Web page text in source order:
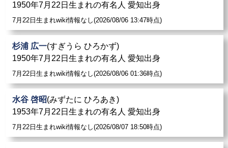
1950年7月22日生まれの有名人 愛知出身
7月22日生まれwiki情報なし(2026/08/06 13:47時点)
杉浦 広一(すぎうら ひろかず)
1950年7月22日生まれの有名人 愛知出身
7月22日生まれwiki情報なし(2026/08/06 01:36時点)
水谷 啓昭(みずたに ひろあき)
1953年7月22日生まれの有名人 愛知出身
7月22日生まれwiki情報なし(2026/08/07 18:50時点)